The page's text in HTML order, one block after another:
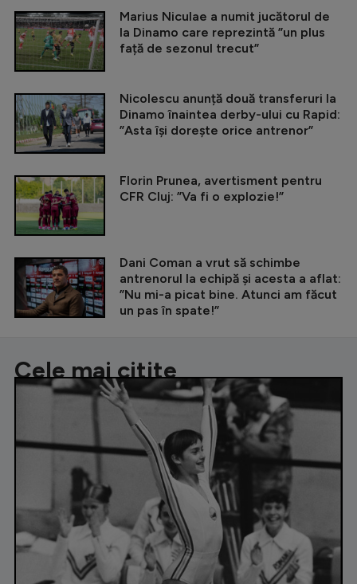
Marius Niculae a numit jucătorul de
la Dinamo care reprezintă ”un plus
față de sezonul trecut”
Nicolescu anunță două transferuri la
Dinamo înaintea derby-ului cu Rapid:
”Asta își dorește orice antrenor”
Florin Prunea, avertisment pentru
CFR Cluj: ”Va fi o explozie!”
Dani Coman a vrut să schimbe
antrenorul la echipă și acesta a aflat:
”Nu mi-a picat bine. Atunci am făcut
un pas în spate!”
Cele mai citite